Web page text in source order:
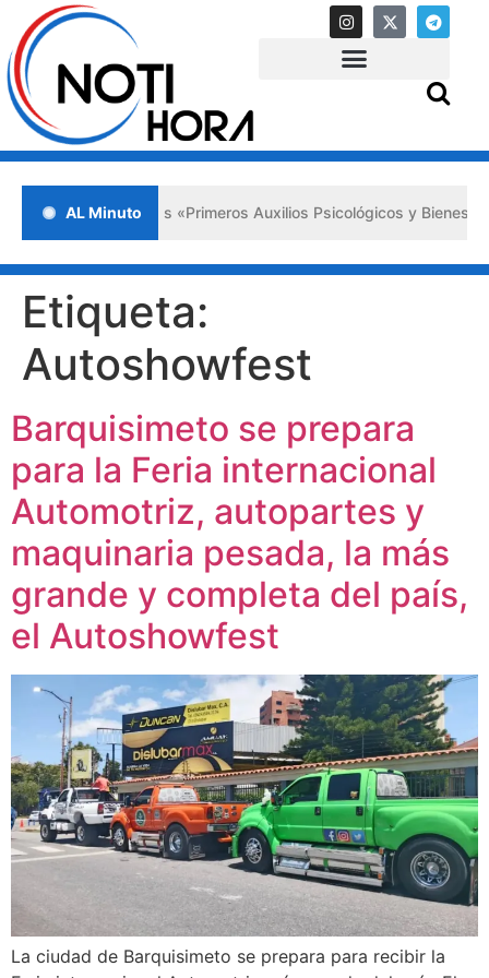
AL Minuto
en Lara impulsa los «Primeros Auxilios Psicológicos y Bienestar
Etiqueta:
Autoshowfest
Barquisimeto se prepara
para la Feria internacional
Automotriz, autopartes y
maquinaria pesada, la más
grande y completa del país,
el Autoshowfest
La ciudad de Barquisimeto se prepara para recibir la